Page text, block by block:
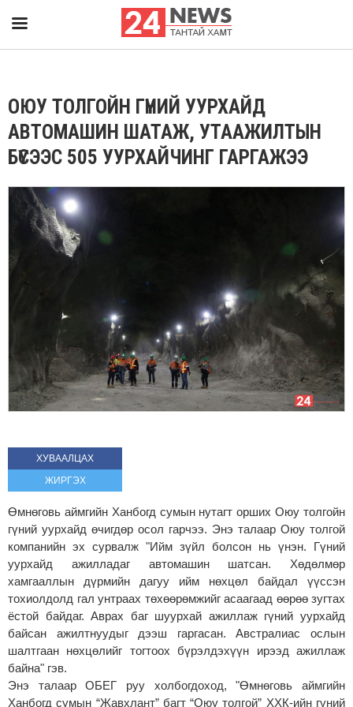
ОЮУ ТОЛГОЙН ГҮНИЙ УУРХАЙД
АВТОМАШИН ШАТАЖ, УТААЖИЛТЫН
БҮСЭЭС 505 УУРХАЙЧИНГ ГАРГАЖЭЭ
ХУВААЛЦАХ
ЖИРГЭХ
Өмнөговь аймгийн Ханбогд сумын нутагт орших Оюу толгойн
гүний уурхайд өчигдөр осол гарчээ. Энэ талаар Оюу толгой
компанийн эх сурвалж "Ийм зүйл болсон нь үнэн. Гүний
уурхайд ажилладаг автомашин шатсан. Хөдөлмөр
хамгааллын дүрмийн дагуу ийм нөхцөл байдал үүссэн
тохиолдолд гал унтраах төхөөрөмжийг асаагаад өөрөө зугтах
ёстой байдаг. Аврах баг шуурхай ажиллаж гүний уурхайд
байсан ажилтнуудыг дээш гаргасан. Австралиас ослын
шалтгаан нөхцөлийг тогтоох бүрэлдэхүүн ирээд ажиллаж
байна" гэв.
Энэ талаар ОБЕГ руу холбогдоход, "Өмнөговь аймгийн
Ханбогд сумын “Жавхлант” багт “Оюу толгой” ХХК-ийн гүний